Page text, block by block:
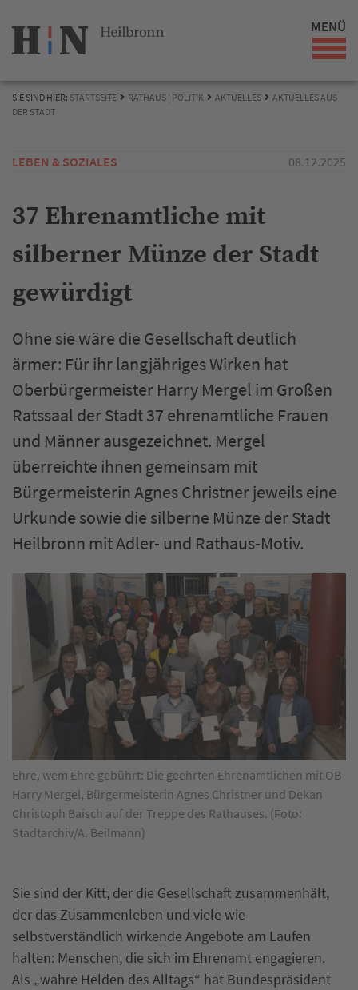
MENÜ
SIE SIND HIER: STARTSEITE RATHAUS | POLITIK AKTUELLES
AKTUELLES AUS
DER STADT
LEBEN & SOZIALES 08.12.2025
37 Ehrenamtliche mit
silberner Münze der Stadt
gewürdigt
Ohne sie wäre die Gesellschaft deutlich
ärmer: Für ihr langjähriges Wirken hat
Oberbürgermeister Harry Mergel im Großen
Ratssaal der Stadt 37 ehrenamtliche Frauen
und Männer ausgezeichnet. Mergel
überreichte ihnen gemeinsam mit
Bürgermeisterin Agnes Christner jeweils eine
Urkunde sowie die silberne Münze der Stadt
Heilbronn mit Adler- und Rathaus-Motiv.
Ehre, wem Ehre gebührt: Die geehrten Ehrenamtlichen mit OB
Harry Mergel, Bürgermeisterin Agnes Christner und Dekan
Christoph Baisch auf der Treppe des Rathauses. (Foto:
Stadtarchiv/A. Beilmann)
Sie sind der Kitt, der die Gesellschaft zusammenhält,
der das Zusammenleben und viele wie
selbstverständlich wirkende Angebote am Laufen
halten: Menschen, die sich im Ehrenamt engagieren.
Als „wahre Helden des Alltags“ hat Bundespräsident